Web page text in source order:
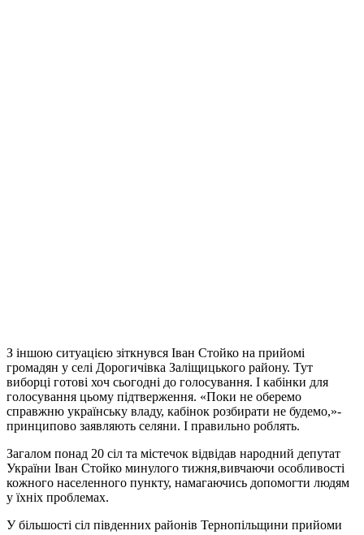
З іншою ситуацією зіткнувся Іван Стойко на прийомі
громадян у селі Дорогичівка Заліщицького району. Тут
виборці готові хоч сьогодні до голосування. І кабінки для
голосування цьому підтверження. «Поки не оберемо
справжню українську владу, кабінок розбирати не будемо,»-
принципово заявляють селяни. І правильно роблять.
Загалом понад 20 сіл та містечок відвідав народний депутат
України Іван Стойко минулого тижня,вивчаючи особливості
кожного населенного пункту, намагаючись допомогти людям
у їхніх проблемах.
У більшості сіл південних районів Тернопільщини прийоми